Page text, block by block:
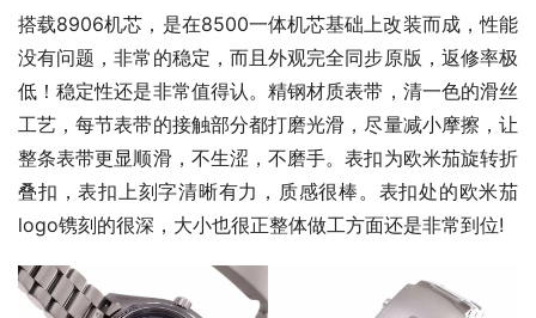
搭载8906机芯，是在8500一体机芯基础上改装而成，性能
没有问题，非常的稳定，而且外观完全同步原版，返修率极
低！稳定性还是非常值得认。精钢材质表带，清一色的滑丝
工艺，每节表带的接触部分都打磨光滑，尽量减小摩擦，让
整条表带更显顺滑，不生涩，不磨手。表扣为欧米茄旋转折
叠扣，表扣上刻字清晰有力，质感很棒。表扣处的欧米茄
logo镌刻的很深，大小也很正整体做工方面还是非常到位!